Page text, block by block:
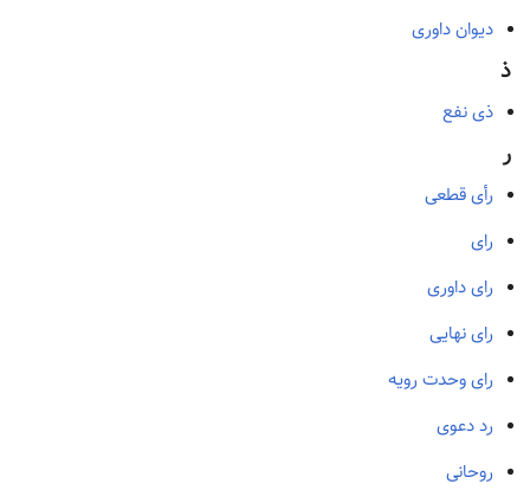
دیوان داوری
ذ
ذی نفع
ر
رأی قطعی
رای
رای داوری
رای نهایی
رای وحدت رویه
رد دعوی
روحانی